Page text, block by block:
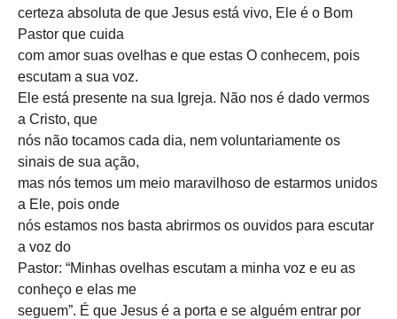
certeza absoluta de que Jesus está vivo, Ele é o Bom
Pastor que cuida
com amor suas ovelhas e que estas O conhecem, pois
escutam a sua voz.
Ele está presente na sua Igreja. Não nos é dado vermos
a Cristo, que
nós não tocamos cada dia, nem voluntariamente os
sinais de sua ação,
mas nós temos um meio maravilhoso de estarmos unidos
a Ele, pois onde
nós estamos nos basta abrirmos os ouvidos para escutar
a voz do
Pastor: “Minhas ovelhas escutam a minha voz e eu as
conheço e elas me
seguem”. É que Jesus é a porta e se alguém entrar por